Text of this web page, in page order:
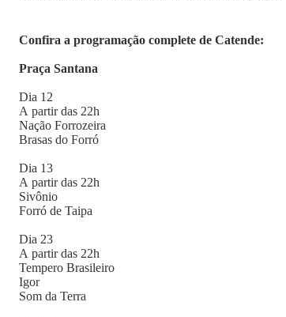
Confira a programação complete de Catende:
Praça Santana
Dia 12
A partir das 22h
Nação Forrozeira
Brasas do Forró
Dia 13
A partir das 22h
Sivônio
Forró de Taipa
Dia 23
A partir das 22h
Tempero Brasileiro
Igor
Som da Terra